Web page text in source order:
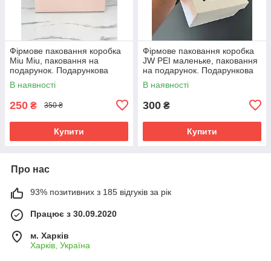
Фірмове паковання коробка
Miu Miu, паковання на
подарунок. Подарункова
брендова упаковка Міу Міу
В наявності
250 ₴ 350 ₴
Купити
Фірмове паковання коробка
JW PEI маленьке, паковання
на подарунок. Подарункова
брендова коробка
В наявності
300 ₴
Купити
Про нас
93% позитивних з 185 відгуків за рік
Працює з 30.09.2020
м. Харків
Харків, Україна